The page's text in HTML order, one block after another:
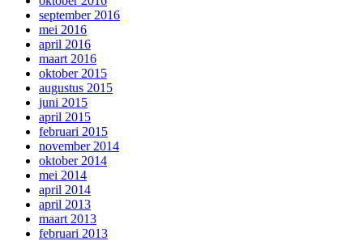
september 2016
mei 2016
april 2016
maart 2016
oktober 2015
augustus 2015
juni 2015
april 2015
februari 2015
november 2014
oktober 2014
mei 2014
april 2014
april 2013
maart 2013
februari 2013